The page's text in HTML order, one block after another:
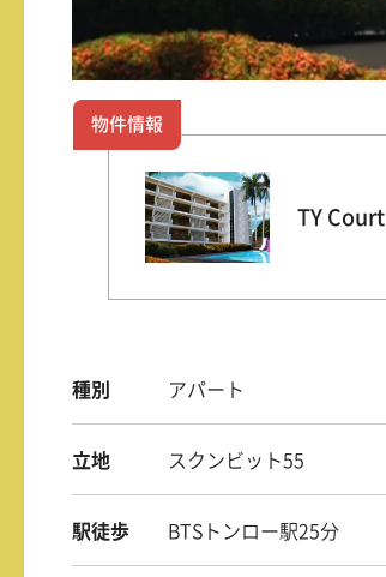
物件情報
TY Court
種別 アパート
立地 スクンビット55
駅徒歩 BTSトンロー駅25分